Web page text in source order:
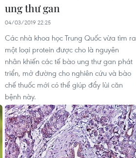
ung thư gan
04/03/2019 22:25
Các nhà khoa học Trung Quốc vừa tìm ra
một loại protein được cho là nguyên
nhân khiến các tế bào ung thư gan phát
triển, mở đường cho nghiên cứu và bào
chế thuốc mới có thể giúp đẩy lùi căn
bệnh này.